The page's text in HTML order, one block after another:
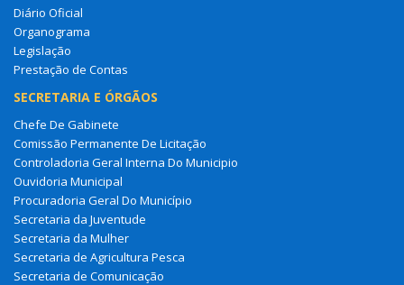
Diário Oficial
Organograma
Legislação
Prestação de Contas
SECRETARIA E ÓRGÃOS
Chefe De Gabinete
Comissão Permanente De Licitação
Controladoria Geral Interna Do Municipio
Ouvidoria Municipal
Procuradoria Geral Do Município
Secretaria da Juventude
Secretaria da Mulher
Secretaria de Agricultura Pesca
Secretaria de Comunicação